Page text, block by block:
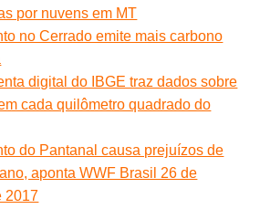
por nuvens em MT
no Cerrado emite mais carbono
digital do IBGE traz dados sobre
cada quilômetro quadrado do
do Pantanal causa prejuízos de
aponta WWF Brasil 26 de
2017